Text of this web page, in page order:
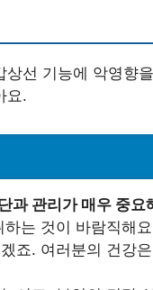
상선 기능에 악영향
요.
과 관리가 매우 중요
는 것이 바람직해
죠. 여러분의 건강